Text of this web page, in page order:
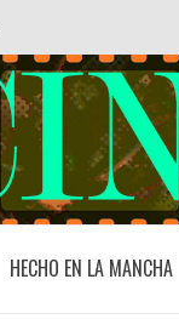
HECHO EN LA MANCHA